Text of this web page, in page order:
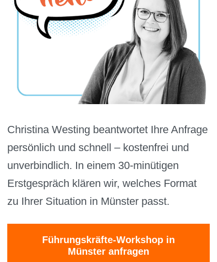
Christina Westing beantwortet Ihre Anfrage
persönlich und schnell – kostenfrei und
unverbindlich. In einem 30-minütigen
Erstgespräch klären wir, welches Format
zu Ihrer Situation in Münster passt.
Führungskräfte-Workshop in
Münster anfragen